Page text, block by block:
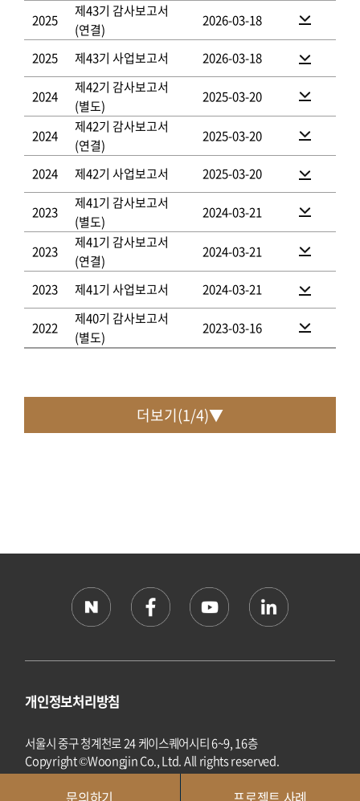
2025
제43기 감사보고서
(연결)
2026-03-18
2025 제43기 사업보고서 2026-03-18
2024
제42기 감사보고서
(별도)
2025-03-20
2024
제42기 감사보고서
(연결)
2025-03-20
2024 제42기 사업보고서 2025-03-20
2023
제41기 감사보고서
(별도)
2024-03-21
2023
제41기 감사보고서
(연결)
2024-03-21
2023 제41기 사업보고서 2024-03-21
2022
제40기 감사보고서
(별도)
2023-03-16
더보기(1/4)▼
개인정보처리방침
서울시 중구 청계천로 24 케이스퀘어시티 6~9, 16층
Copyright ©Woongjin Co., Ltd. All rights reserved.
문의하기 프로젝트 사례